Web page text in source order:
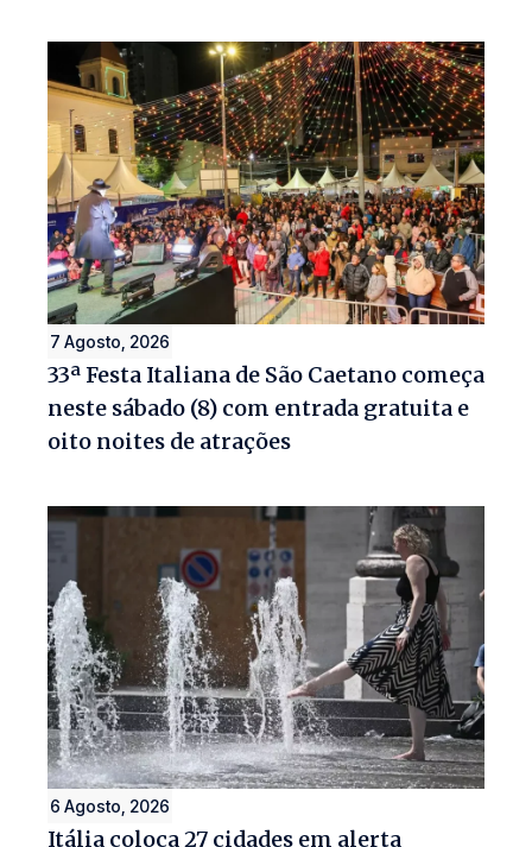
7 Agosto, 2026
33ª Festa Italiana de São Caetano começa
neste sábado (8) com entrada gratuita e
oito noites de atrações
6 Agosto, 2026
Itália coloca 27 cidades em alerta